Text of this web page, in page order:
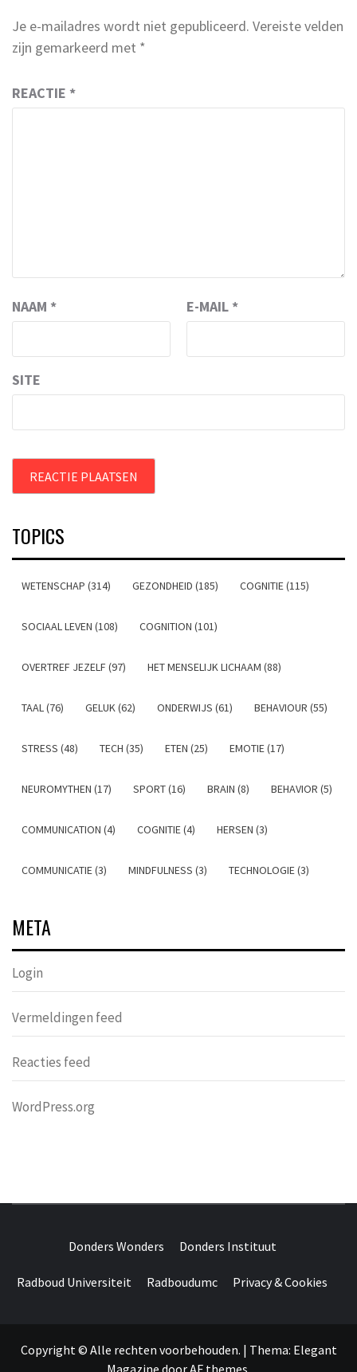
Je e-mailadres wordt niet gepubliceerd. Vereiste velden
zijn gemarkeerd met *
REACTIE *
NAAM * E-MAIL *
SITE
TOPICS
WETENSCHAP (314) GEZONDHEID (185) COGNITIE (115)
SOCIAAL LEVEN (108) COGNITION (101)
OVERTREF JEZELF (97) HET MENSELIJK LICHAAM (88)
TAAL (76) GELUK (62) ONDERWIJS (61) BEHAVIOUR (55)
STRESS (48) TECH (35) ETEN (25) EMOTIE (17)
NEUROMYTHEN (17) SPORT (16) BRAIN (8) BEHAVIOR (5)
COMMUNICATION (4) COGNITIE (4) HERSEN (3)
COMMUNICATIE (3) MINDFULNESS (3) TECHNOLOGIE (3)
META
Login
Vermeldingen feed
Reacties feed
WordPress.org
WONDERS
Donders Wonders Donders Instituut
Radboud Universiteit Radboudumc Privacy & Cookies
Copyright © Alle rechten voorbehouden. | Thema: Elegant